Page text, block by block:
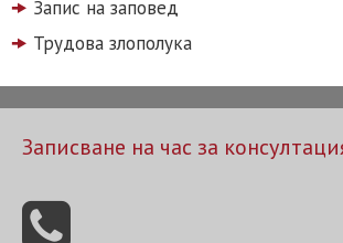
Запис на заповед
Трудова злополука
Записване на час за